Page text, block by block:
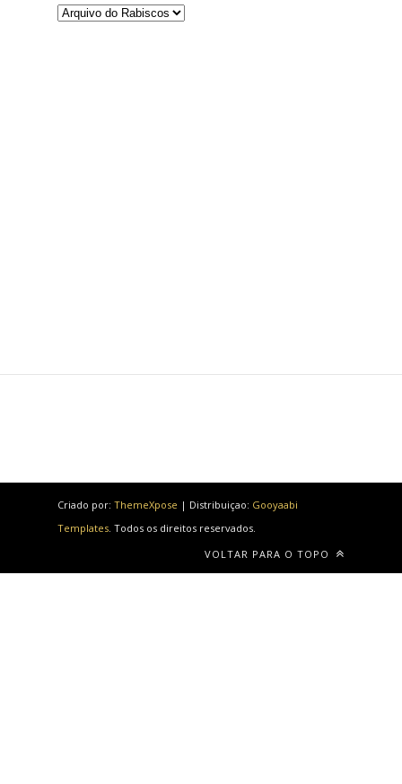
Criado por: ThemeXpose | Distribuiçao: Gooyaabi
Templates. Todos os direitos reservados.
VOLTAR PARA O TOPO